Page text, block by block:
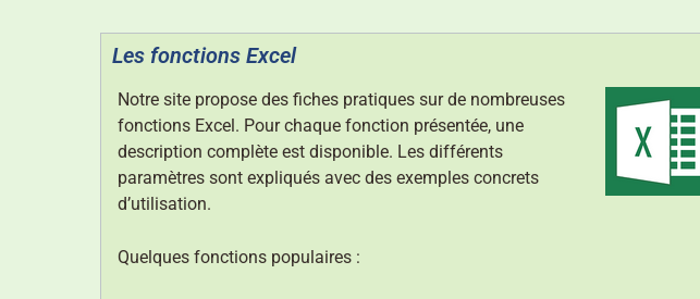
Les fonctions Excel
Notre site propose des fiches pratiques sur de nombreuses
fonctions Excel. Pour chaque fonction présentée, une
description complète est disponible. Les différents
paramètres sont expliqués avec des exemples concrets
d’utilisation.
Quelques fonctions populaires :